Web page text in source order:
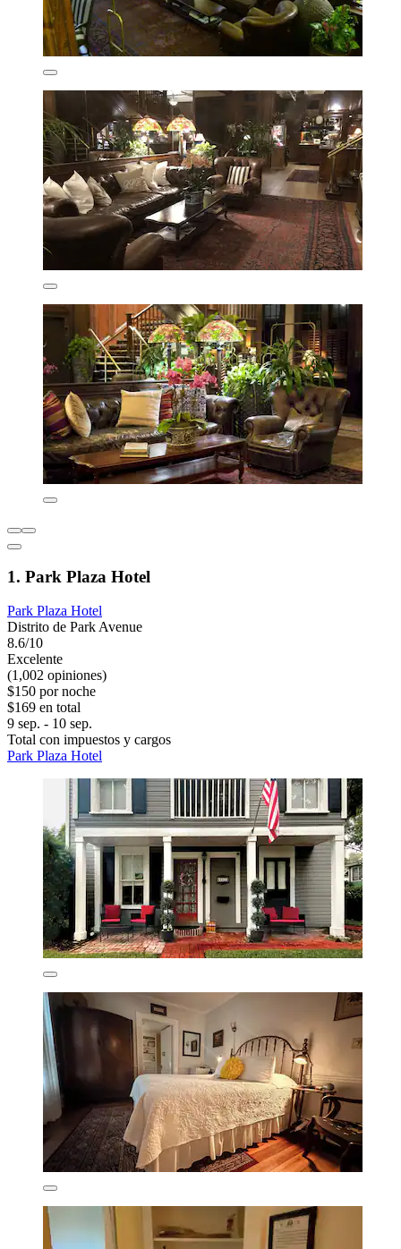
1. Park Plaza Hotel
Park Plaza Hotel
Distrito de Park Avenue
8.6/10
Excelente
(1,002 opiniones)
$150 por noche
$169 en total
9 sep. - 10 sep.
Total con impuestos y cargos
Park Plaza Hotel